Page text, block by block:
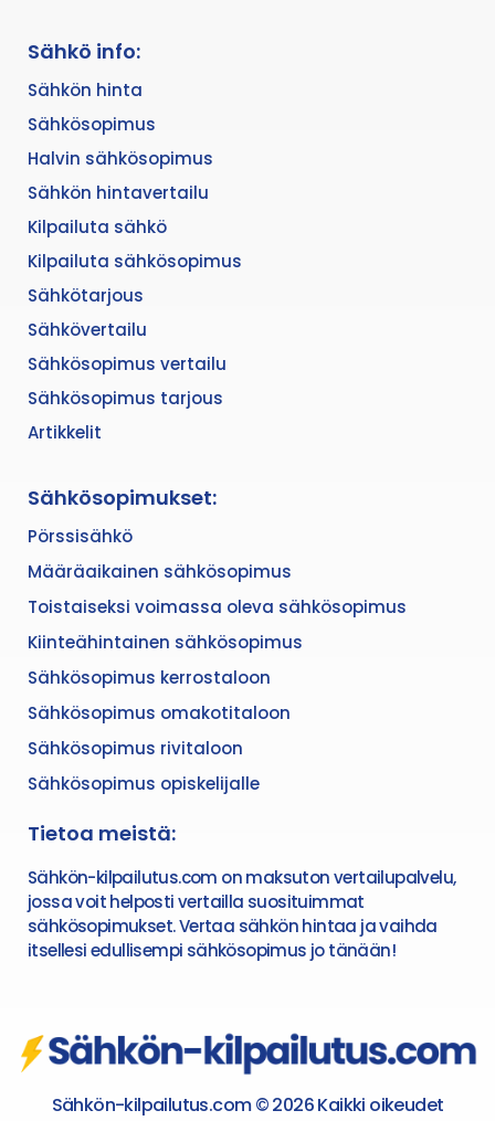
Sähkö info:
Sähkön hinta
Sähkösopimus
Halvin sähkösopimus
Sähkön hintavertailu
Kilpailuta sähkö
Kilpailuta sähkösopimus
Sähkötarjous
Sähkövertailu
Sähkösopimus vertailu
Sähkösopimus tarjous
Artikkelit
Sähkösopimukset:
Pörssisähkö
Määräaikainen sähkösopimus
Toistaiseksi voimassa oleva sähkösopimus
Kiinteähintainen sähkösopimus
Sähkösopimus kerrostaloon
Sähkösopimus omakotitaloon
Sähkösopimus rivitaloon
Sähkösopimus opiskelijalle
Tietoa meistä:
Sähkön-kilpailutus.com on maksuton vertailupalvelu,
jossa voit helposti vertailla suosituimmat
sähkösopimukset. Vertaa sähkön hintaa ja vaihda
itsellesi edullisempi sähkösopimus jo tänään!
Sähkön-kilpailutus.com © 2026 Kaikki oikeudet